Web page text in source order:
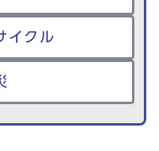
イクル